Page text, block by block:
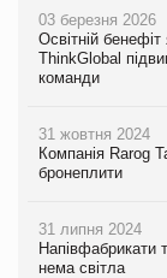
03 березня 2026
Освітній
ThinkGlobal
команди
31 жовтня 2024
Компанія Rarog
бронеплити
31 липня 2024
Напівфабрикати
нема світла